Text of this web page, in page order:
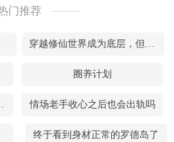
门推荐
穿越修仙世界成为底层，但我有概念级夺舍能力
圈养计划
决生理需求 情场老手收心之后也会出轨吗
终于看到身材正常的罗德岛了